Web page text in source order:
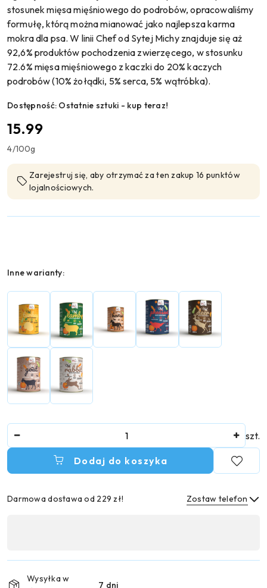
stosunek mięsa mięśniowego do podrobów, opracowaliśmy
formułę, którą można mianować jako najlepsza karma
mokra dla psa. W linii Chef od Sytej Michy znajduje się aż
92,6% produktów pochodzenia zwierzęcego, w stosunku
72.6% mięsa mięśniowego z kaczki do 20% kaczych
podrobów (10% żołądki, 5% serca, 5% wątróbka).
Dostępność: Ostatnie sztuki - kup teraz!
cena:
15.99
4/100g
Zarejestruj się, aby otrzymać za ten zakup 16 punktów
lojalnościowych.
Wariant
Inne warianty:
szt.
Dodaj do koszyka
Darmowa dostawa od 229 zł! Zostaw telefon
płatność
Wysyłka w
7 dni